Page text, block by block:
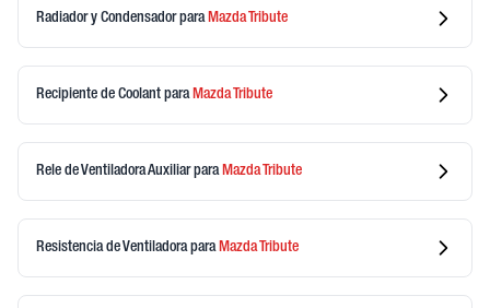
Radiador y Condensadorpara MazdaTribute
Recipiente de Coolant para MazdaTribute
Rele de Ventiladora Auxiliarpara MazdaTribute
Resistencia de Ventiladorapara MazdaTribute